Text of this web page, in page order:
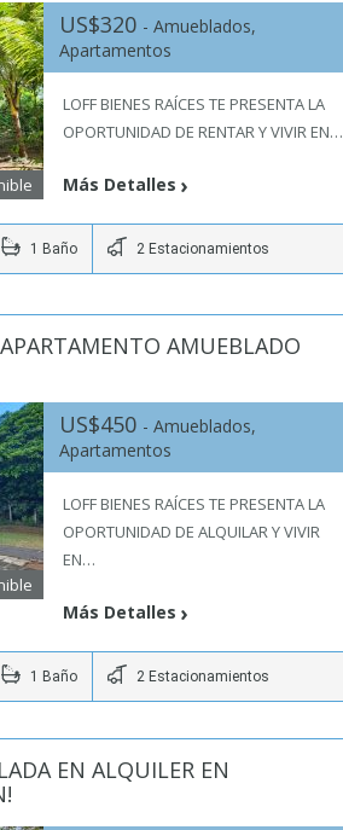
US$320 - Amueblados,
Apartamentos
LOFF BIENES RAÍCES TE PRESENTA LA
OPORTUNIDAD DE RENTAR Y VIVIR EN…
Más Detalles
1 Baño 2 Estacionamientos
AMUEBLADO
US$450 - Amueblados,
Apartamentos
LOFF BIENES RAÍCES TE PRESENTA LA
OPORTUNIDAD DE ALQUILAR Y VIVIR
EN…
Más Detalles
1 Baño 2 Estacionamientos
EN ALQUILER EN